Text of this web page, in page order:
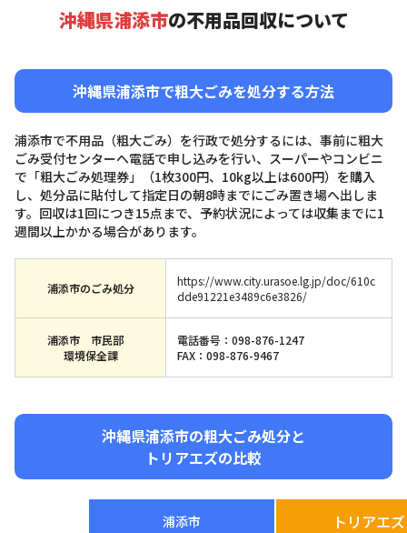
沖縄県浦添市の不用品回収について
沖縄県浦添市で粗大ごみを処分する方法
浦添市で不用品（粗大ごみ）を行政で処分するには、事前に粗大
ごみ受付センターへ電話で申し込みを行い、スーパーやコンビニ
で「粗大ごみ処理券」（1枚300円、10kg以上は600円）を購入
し、処分品に貼付して指定日の朝8時までにごみ置き場へ出しま
す。回収は1回につき15点まで、予約状況によっては収集までに1
週間以上かかる場合があります。
浦添市のごみ処分
https://www.city.urasoe.lg.jp/doc/610c
dde91221e3489c6e3826/
浦添市 市民部
環境保全課
電話番号：098-876-1247
FAX：098-876-9467
沖縄県浦添市の粗大ごみ処分と
トリアエズの比較
浦添市 トリアエズ